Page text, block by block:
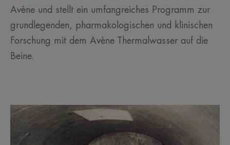
Avène und stellt ein umfangreiches Programm zur
grundlegenden, pharmakologischen und klinischen
Forschung mit dem Avène Thermalwasser auf die
Beine.